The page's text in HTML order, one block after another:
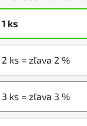
1 ks
2 ks = zľava 2 %
3 ks = zľava 3 %